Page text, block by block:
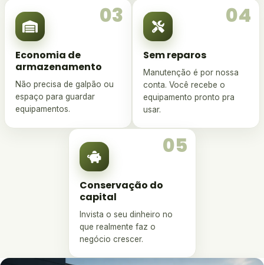
03
Economia de
armazenamento
Não precisa de galpão ou
espaço para guardar
equipamentos.
04
Sem reparos
Manutenção é por nossa
conta. Você recebe o
equipamento pronto pra
usar.
05
Conservação do
capital
Invista o seu dinheiro no
que realmente faz o
negócio crescer.